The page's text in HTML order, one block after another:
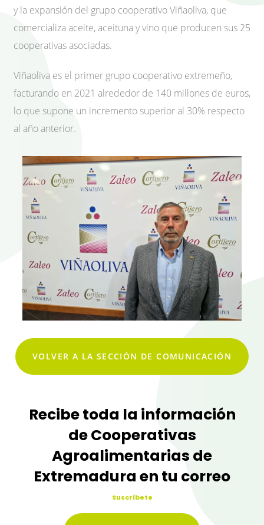
y la expansión del grupo cooperativo Viñaoliva, que
comercializa aceite, aceituna y vino que producen sus 25
cooperativas asociadas.
Viñaoliva es el primer grupo cooperativo extremeño,
facturando en 2021 alrededor de 140 millones de euros,
lo que supone un incremento superior al 30% respecto
al año anterior.
VOLVER A LA SECCIÓN DE COMUNICACIÓN
Recibe toda la información
de Cooperativas
Agroalimentarias de
Extremadura en tu correo
Suscríbete